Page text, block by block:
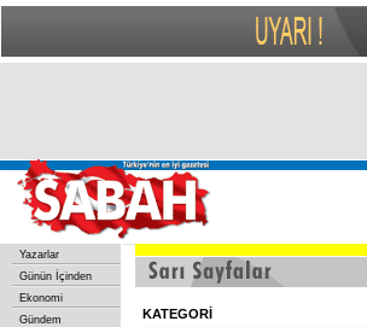
Yazarlar
Günün İçinden
Ekonomi
Gündem
KATEGORİ